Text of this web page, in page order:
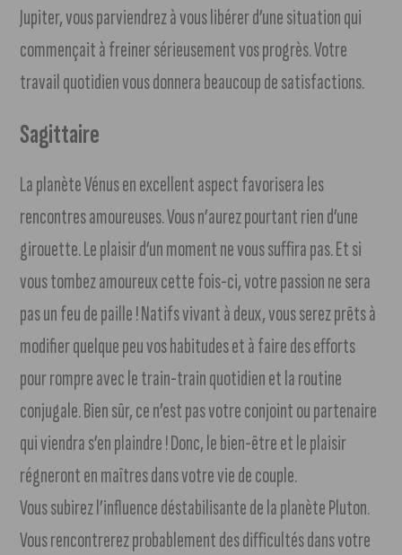
Jupiter, vous parviendrez à vous libérer d’une situation qui
commençait à freiner sérieusement vos progrès. Votre
travail quotidien vous donnera beaucoup de satisfactions.
Sagittaire
La planète Vénus en excellent aspect favorisera les
rencontres amoureuses. Vous n’aurez pourtant rien d’une
girouette. Le plaisir d’un moment ne vous suffira pas. Et si
vous tombez amoureux cette fois-ci, votre passion ne sera
pas un feu de paille ! Natifs vivant à deux, vous serez prêts à
modifier quelque peu vos habitudes et à faire des efforts
pour rompre avec le train-train quotidien et la routine
conjugale. Bien sûr, ce n’est pas votre conjoint ou partenaire
qui viendra s’en plaindre ! Donc, le bien-être et le plaisir
régneront en maîtres dans votre vie de couple.
Vous subirez l’influence déstabilisante de la planète Pluton.
Vous rencontrerez probablement des difficultés dans votre